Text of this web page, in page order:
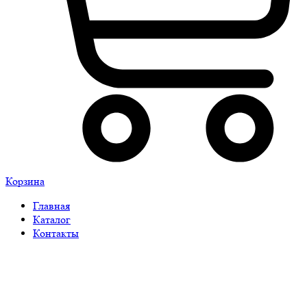
Корзина
Главная
Каталог
Контакты